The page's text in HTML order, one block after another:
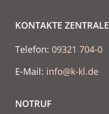
KONTAKTE ZENTRALE
Telefon: 09321 704-0
E-Mail: info@k-kl.de
NOTRUF